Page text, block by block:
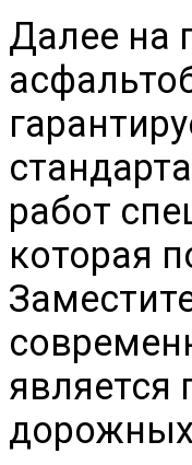
Далее на
работ
которая
является